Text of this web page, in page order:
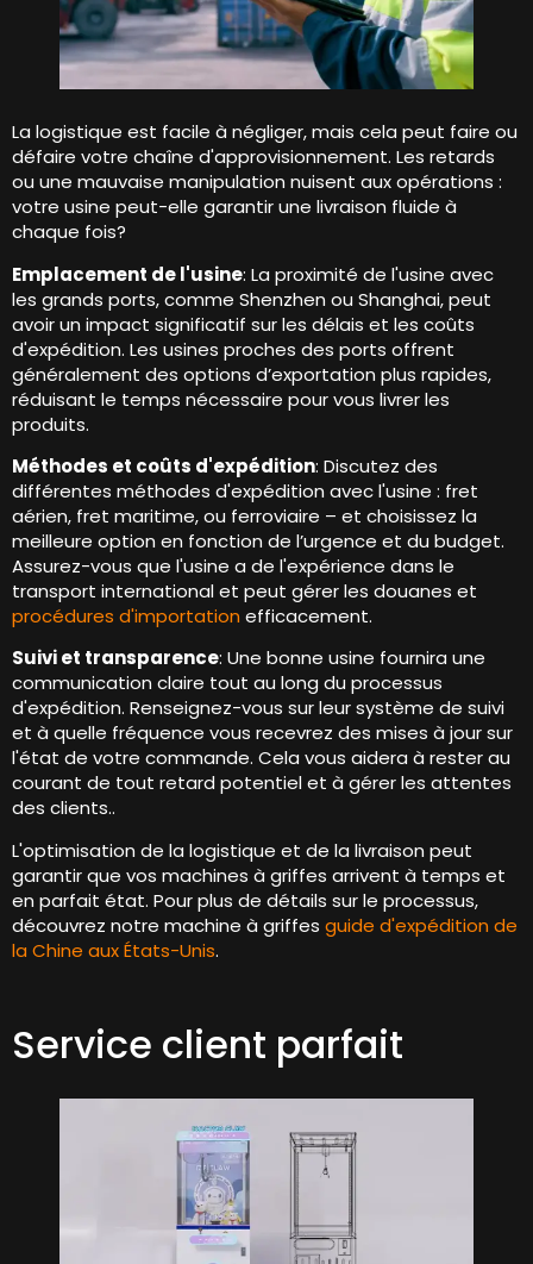
La logistique est facile à négliger, mais cela peut faire ou
défaire votre chaîne d'approvisionnement. Les retards
ou une mauvaise manipulation nuisent aux opérations :
votre usine peut-elle garantir une livraison fluide à
chaque fois?
Emplacement de l'usine: La proximité de l'usine avec
les grands ports, comme Shenzhen ou Shanghai, peut
avoir un impact significatif sur les délais et les coûts
d'expédition. Les usines proches des ports offrent
généralement des options d’exportation plus rapides,
réduisant le temps nécessaire pour vous livrer les
produits.
Méthodes et coûts d'expédition: Discutez des
différentes méthodes d'expédition avec l'usine : fret
aérien, fret maritime, ou ferroviaire – et choisissez la
meilleure option en fonction de l’urgence et du budget.
Assurez-vous que l'usine a de l'expérience dans le
transport international et peut gérer les douanes et
procédures d'importation efficacement.
Suivi et transparence: Une bonne usine fournira une
communication claire tout au long du processus
d'expédition. Renseignez-vous sur leur système de suivi
et à quelle fréquence vous recevrez des mises à jour sur
l'état de votre commande. Cela vous aidera à rester au
courant de tout retard potentiel et à gérer les attentes
des clients..
L'optimisation de la logistique et de la livraison peut
garantir que vos machines à griffes arrivent à temps et
en parfait état. Pour plus de détails sur le processus,
découvrez notre machine à griffes guide d'expédition de
la Chine aux États-Unis.
Service client parfait